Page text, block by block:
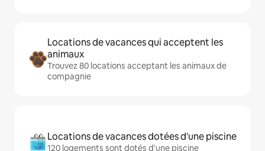
Locations de vacances qui acceptent les
animaux
Trouvez 80 locations acceptant les animaux de
compagnie
Locations de vacances dotées d'une piscine
120 logements sont dotés d'une piscine